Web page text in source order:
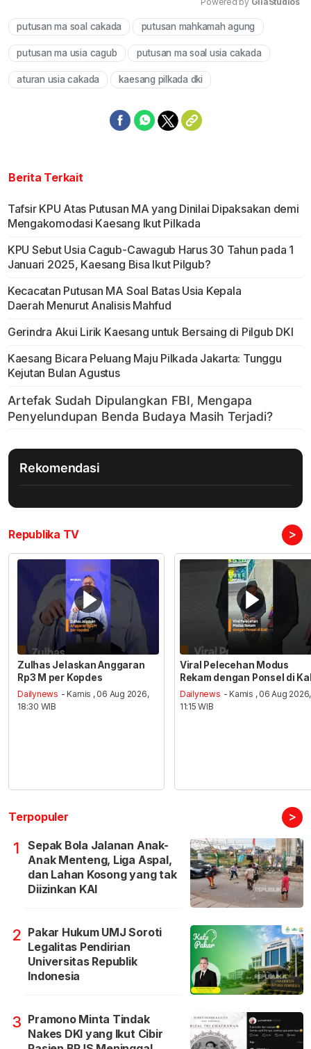
Mute
putusan ma soal cakada putusan mahkamah agung
putusan ma usia cagub putusan ma soal usia cakada
aturan usia cakada kaesang pilkada dki
Berita Terkait
Tafsir KPU Atas Putusan MA yang Dinilai Dipaksakan demi
Mengakomodasi Kaesang Ikut Pilkada
KPU Sebut Usia Cagub-Cawagub Harus 30 Tahun pada 1
Januari 2025, Kaesang Bisa Ikut Pilgub?
Kecacatan Putusan MA Soal Batas Usia Kepala
Daerah Menurut Analisis Mahfud
Gerindra Akui Lirik Kaesang untuk Bersaing di Pilgub DKI
Kaesang Bicara Peluang Maju Pilkada Jakarta: Tunggu
Kejutan Bulan Agustus
Rekomendasi
Republika TV >
Zulhas Jelaskan Anggaran
Rp3 M per Kopdes
Dailynews - Kamis , 06 Aug 2026,
18:30 WIB
Viral Pelecehan Modus
Rekam dengan Ponsel di
Dailynews - Kamis , 06 Aug 2026,
11:15 WIB
Terpopuler >
1
Sepak Bola Jalanan Anak-
Anak Menteng, Liga Aspal,
dan Lahan Kosong yang tak
Diizinkan KAI
2 Pakar Hukum UMJ Soroti
Legalitas Pendirian
Universitas Republik
Indonesia
3 Pramono Minta Tindak
Nakes DKI yang Ikut Cibir